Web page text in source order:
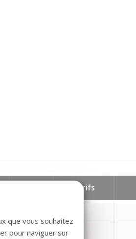
Tarifs
7
que vous souhaitez
pour naviguer sur